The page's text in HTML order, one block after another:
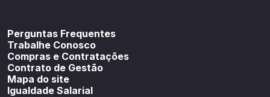
Perguntas Frequentes
Trabalhe Conosco
Compras e Contratações
Contrato de Gestão
Mapa do site
Igualdade Salarial